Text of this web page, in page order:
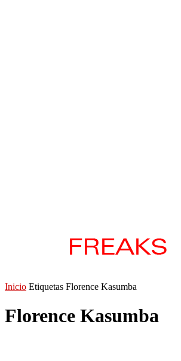
Inicio Etiquetas Florence Kasumba
Florence Kasumba